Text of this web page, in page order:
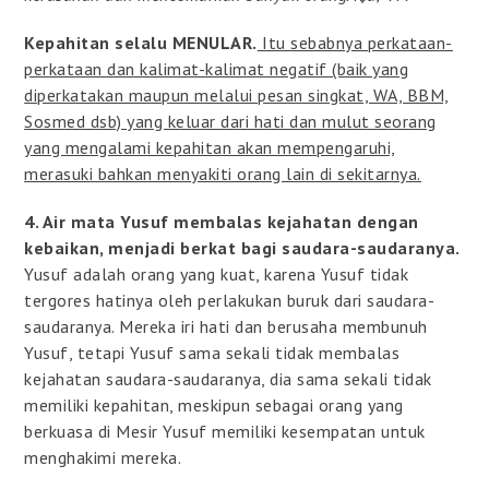
Kepahitan selalu MENULAR. Itu sebabnya perkataan-
perkataan dan kalimat-kalimat negatif (baik yang
diperkatakan maupun melalui pesan singkat, WA, BBM,
Sosmed dsb) yang keluar dari hati dan mulut seorang
yang mengalami kepahitan akan mempengaruhi,
merasuki bahkan menyakiti orang lain di sekitarnya.
4. Air mata Yusuf membalas kejahatan dengan
kebaikan, menjadi berkat bagi saudara-saudaranya.
Yusuf adalah orang yang kuat, karena Yusuf tidak
tergores hatinya oleh perlakukan buruk dari saudara-
saudaranya. Mereka iri hati dan berusaha membunuh
Yusuf, tetapi Yusuf sama sekali tidak membalas
kejahatan saudara-saudaranya, dia sama sekali tidak
memiliki kepahitan, meskipun sebagai orang yang
berkuasa di Mesir Yusuf memiliki kesempatan untuk
menghakimi mereka.